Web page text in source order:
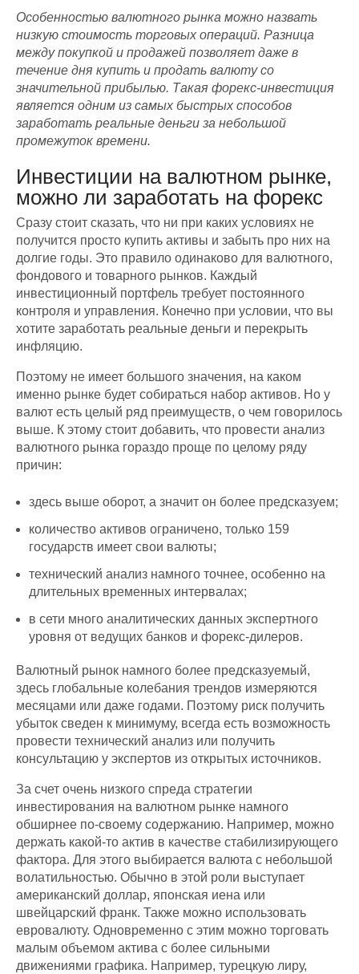
Особенностью валютного рынка можно назвать
низкую стоимость торговых операций. Разница
между покупкой и продажей позволяет даже в
течение дня купить и продать валюту со
значительной прибылью. Такая форекс-инвестиция
является одним из самых быстрых способов
заработать реальные деньги за небольшой
промежуток времени.
Инвестиции на валютном рынке,
можно ли заработать на форекс
Сразу стоит сказать, что ни при каких условиях не
получится просто купить активы и забыть про них на
долгие годы. Это правило одинаково для валютного,
фондового и товарного рынков. Каждый
инвестиционный портфель требует постоянного
контроля и управления. Конечно при условии, что вы
хотите заработать реальные деньги и перекрыть
инфляцию.
Поэтому не имеет большого значения, на каком
именно рынке будет собираться набор активов. Но у
валют есть целый ряд преимуществ, о чем говорилось
выше. К этому стоит добавить, что провести анализ
валютного рынка гораздо проще по целому ряду
причин:
здесь выше оборот, а значит он более предсказуем;
количество активов ограничено, только 159
государств имеет свои валюты;
технический анализ намного точнее, особенно на
длительных временных интервалах;
в сети много аналитических данных экспертного
уровня от ведущих банков и форекс-дилеров.
Валютный рынок намного более предсказуемый,
здесь глобальные колебания трендов измеряются
месяцами или даже годами. Поэтому риск получить
убыток сведен к минимуму, всегда есть возможность
провести технический анализ или получить
консультацию у экспертов из открытых источников.
За счет очень низкого спреда стратегии
инвестирования на валютном рынке намного
обширнее по-своему содержанию. Например, можно
держать какой-то актив в качестве стабилизирующего
фактора. Для этого выбирается валюта с небольшой
волатильностью. Обычно в этой роли выступает
американский доллар, японская иена или
швейцарский франк. Также можно использовать
евровалюту. Одновременно с этим можно торговать
малым объемом актива с более сильными
движениями графика. Например, турецкую лиру,